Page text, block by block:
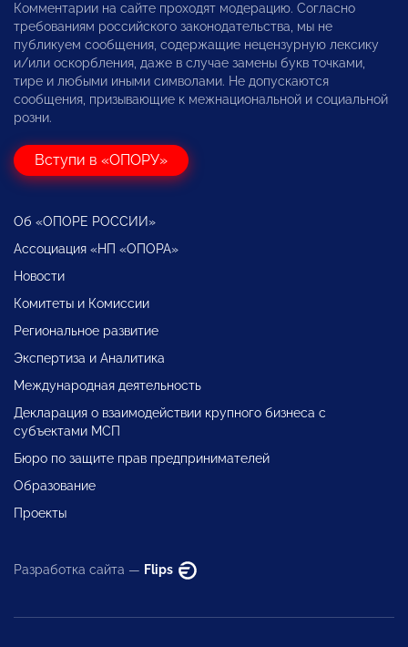
Комментарии на сайте проходят модерацию. Согласно
требованиям российского законодательства, мы не
публикуем сообщения, содержащие нецензурную лексику
и/или оскорбления, даже в случае замены букв точками,
тире и любыми иными символами. Не допускаются
сообщения, призывающие к межнациональной и социальной
розни.
Вступи в «ОПОРУ»
Об «ОПОРЕ РОССИИ»
Ассоциация «НП «ОПОРА»
Новости
Комитеты и Комиссии
Региональное развитие
Экспертиза и Аналитика
Международная деятельность
Декларация о взаимодействии крупного бизнеса с
субъектами МСП
Бюро по защите прав предпринимателей
Образование
Проекты
Разработка сайта — Flips